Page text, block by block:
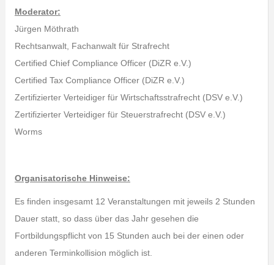
Moderator:
Jürgen Möthrath
Rechtsanwalt, Fachanwalt für Strafrecht
Certified Chief Compliance Officer (DiZR e.V.)
Certified Tax Compliance Officer (DiZR e.V.)
Zertifizierter Verteidiger für Wirtschaftsstrafrecht (DSV e.V.)
Zertifizierter Verteidiger für Steuerstrafrecht (DSV e.V.)
Worms
Organisatorische Hinweise:
Es finden insgesamt 12 Veranstaltungen mit jeweils 2 Stunden
Dauer statt, so dass über das Jahr gesehen die
Fortbildungspflicht von 15 Stunden auch bei der einen oder
anderen Terminkollision möglich ist.